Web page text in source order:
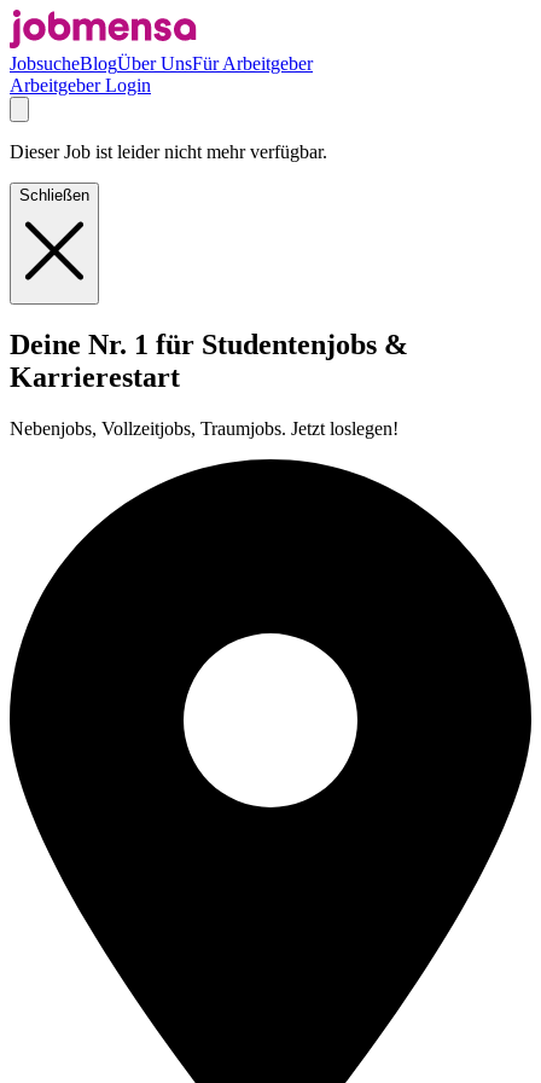
JobsucheBlogÜber UnsFür Arbeitgeber
Arbeitgeber Login
Dieser Job ist leider nicht mehr verfügbar.
Schließen
Deine Nr. 1 für Studentenjobs &
Karrierestart
Nebenjobs, Vollzeitjobs, Traumjobs. Jetzt loslegen!